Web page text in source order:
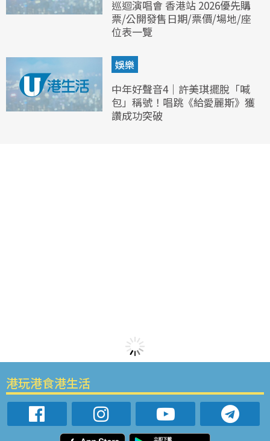
巡迴演唱會 香港站 2026優先購
票/公開發售日期/票價/場地/座
位表一覽
娛樂
中年好聲音4｜許美琪擺脫「喊
包」稱號！唱跳《給愛麗斯》獲
讚成功突破
港玩港食港生活